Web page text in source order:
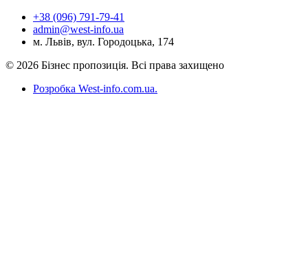
+38 (096) 791-79-41
admin@west-info.ua
м. Львів, вул. Городоцька, 174
© 2026 Бізнес пропозиція. Всі права захищено
Розробка West-info.com.ua.